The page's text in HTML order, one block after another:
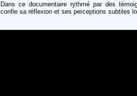
Dans ce documentaire rythmé par des
confie sa réflexion et ses perceptions subtiles